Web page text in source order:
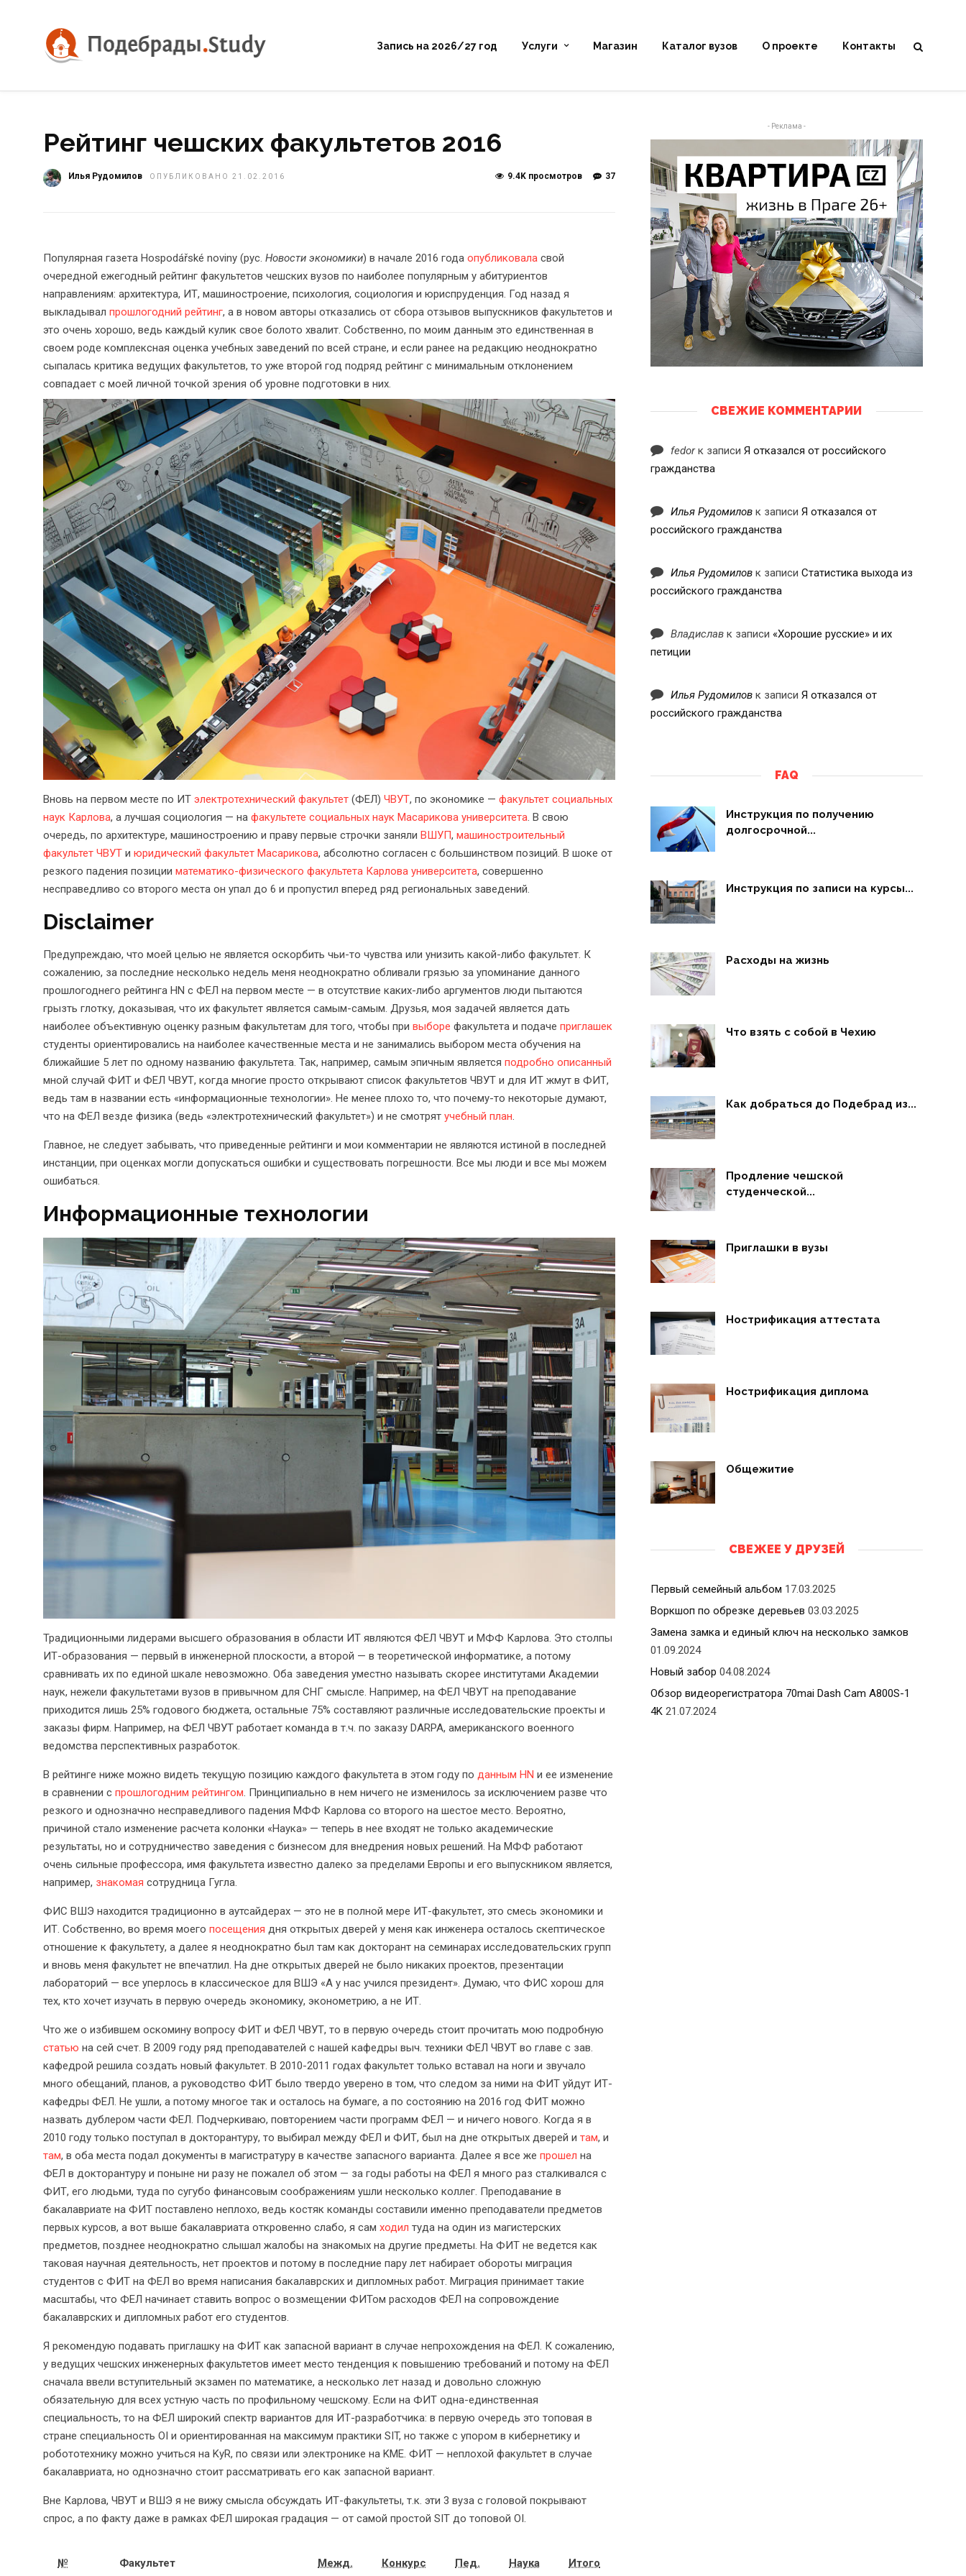
Запись на 2026/27 год Услуги Магазин Каталог вузов О проекте Контакты
Рейтинг чешских факультетов 2016
Илья Рудомилов ОПУБЛИКОВАНО 21.02.2016 37
9.4K просмотров
Популярная газета Hospodářské noviny (рус. Новости экономики) в начале 2016 года опубликовала свой
очередной ежегодный рейтинг факультетов чешских вузов по наиболее популярным у абитуриентов
направлениям: архитектура, ИТ, машиностроение, психология, социология и юриспруденция. Год назад я
выкладывал прошлогодний рейтинг, а в новом авторы отказались от сбора отзывов выпускников факультетов и
это очень хорошо, ведь каждый кулик свое болото хвалит. Собственно, по моим данным это единственная в
своем роде комплексная оценка учебных заведений по всей стране, и если ранее на редакцию неоднократно
сыпалась критика ведущих факультетов, то уже второй год подряд рейтинг с минимальным отклонением
совпадает с моей личной точкой зрения об уровне подготовки в них.
Вновь на первом месте по ИТ электротехнический факультет (ФЕЛ) ЧВУТ, по экономике — факультет социальных
наук Карлова, а лучшая социология — на факультете социальных наук Масарикова университета . В свою
очередь, по архитектуре, машиностроению и праву первые строчки заняли ВШУП, машиностроительный
факультет ЧВУТ и юридический факультет Масарикова, абсолютно согласен с большинством позиций. В шоке от
резкого падения позиции математико-физического факультета Карлова университета, совершенно
несправедливо со второго места он упал до 6 и пропустил вперед ряд региональных заведений.
Disclaimer
Предупреждаю, что моей целью не является оскорбить чьи-то чувства или унизить какой-либо факультет. К
сожалению, за последние несколько недель меня неоднократно обливали грязью за упоминание данного
прошлогоднего рейтинга HN с ФЕЛ на первом месте — в отсутствие каких-либо аргументов люди пытаются
грызть глотку, доказывая, что их факультет является самым-самым. Друзья, моя задачей является дать
наиболее объективную оценку разным факультетам для того, чтобы при выборе факультета и подаче приглашек
студенты ориентировались на наиболее качественные места и не занимались выбором места обучения на
ближайшие 5 лет по одному названию факультета. Так, например, самым эпичным является подробно описанный
мной случай ФИТ и ФЕЛ ЧВУТ, когда многие просто открывают список факультетов ЧВУТ и для ИТ жмут в ФИТ,
ведь там в названии есть «информационные технологии». Не менее плохо то, что почему-то некоторые думают,
что на ФЕЛ везде физика (ведь «электротехнический факультет») и не смотрят учебный план
Главное, не следует забывать, что приведенные рейтинги и мои комментарии не являются истиной в последней
инстанции, при оценках могли допускаться ошибки и существовать погрешности. Все мы люди и все мы можем
ошибаться.
Информационные технологии
Традиционными лидерами высшего образования в области ИТ являются ФЕЛ ЧВУТ и МФФ Карлова. Это столпы
ИТ-образования — первый в инженерной плоскости, а второй — в теоретической информатике, а потому
сравнивать их по единой шкале невозможно. Оба заведения уместно называть скорее институтами Академии
наук, нежели факультетами вузов в привычном для СНГ смысле. Например, на ФЕЛ ЧВУТ на преподавание
приходится лишь 25% годового бюджета, остальные 75% составляют различные исследовательские проекты и
заказы фирм. Например, на ФЕЛ ЧВУТ работает команда в т.ч. по заказу DARPA, американского военного
ведомства перспективных разработок.
В рейтинге ниже можно видеть текущую позицию каждого факультета в этом году по данным HN и ее изменение
в сравнении с прошлогодним рейтингом. Принципиально в нем ничего не изменилось за исключением разве что
резкого и однозначно несправедливого падения МФФ Карлова со второго на шестое место. Вероятно,
причиной стало изменение расчета колонки «Наука» — теперь в нее входят не только академические
результаты, но и сотрудничество заведения с бизнесом для внедрения новых решений. На МФФ работают
очень сильные профессора, имя факультета известно далеко за пределами Европы и его выпускником является,
например, знакомая сотрудница Гугла.
ФИС ВШЭ находится традиционно в аутсайдерах — это не в полной мере ИТ-факультет, это смесь экономики и
ИТ. Собственно, во время моего посещения дня открытых дверей у меня как инженера осталось скептическое
отношение к факультету, а далее я неоднократно был там как докторант на семинарах исследовательских групп
и вновь меня факультет не впечатлил. На дне открытых дверей не было никаких проектов, презентации
лабораторий — все уперлось в классическое для ВШЭ «А у нас учился президент». Думаю, что ФИС хорош для
тех, кто хочет изучать в первую очередь экономику, эконометрию, а не ИТ.
Что же о избившем оскомину вопросу ФИТ и ФЕЛ ЧВУТ, то в первую очередь стоит прочитать мою подробную
статью на сей счет. В 2009 году ряд преподавателей с нашей кафедры выч. техники ФЕЛ ЧВУТ во главе с зав.
кафедрой решила создать новый факультет. В 2010-2011 годах факультет только вставал на ноги и звучало
много обещаний, планов, а руководство ФИТ было твердо уверено в том, что следом за ними на ФИТ уйдут ИТ-
кафедры ФЕЛ. Не ушли, а потому многое так и осталось на бумаге, а по состоянию на 2016 год ФИТ можно
назвать дублером части ФЕЛ. Подчеркиваю, повторением части программ ФЕЛ — и ничего нового. Когда я в
2010 году только поступал в докторантуру, то выбирал между ФЕЛ и ФИТ, был на дне открытых дверей и там, и
там, в оба места подал документы в магистратуру в качестве запасного варианта. Далее я все же прошел на
ФЕЛ в докторантуру и поныне ни разу не пожалел об этом — за годы работы на ФЕЛ я много раз сталкивался с
ФИТ, его людьми, туда по сугубо финансовым соображениям ушли несколько коллег. Преподавание в
бакалавриате на ФИТ поставлено неплохо, ведь костяк команды составили именно преподаватели предметов
первых курсов, а вот выше бакалавриата откровенно слабо, я сам ходил туда на один из магистерских
предметов, позднее неоднократно слышал жалобы на знакомых на другие предметы. На ФИТ не ведется как
таковая научная деятельность, нет проектов и потому в последние пару лет набирает обороты миграция
студентов с ФИТ на ФЕЛ во время написания бакалаврских и дипломных работ. Миграция принимает такие
масштабы, что ФЕЛ начинает ставить вопрос о возмещении ФИТом расходов ФЕЛ на сопровождение
бакалаврских и дипломных работ его студентов.
Я рекомендую подавать приглашку на ФИТ как запасной вариант в случае непрохождения на ФЕЛ. К сожалению,
у ведущих чешских инженерных факультетов имеет место тенденция к повышению требований и потому на ФЕЛ
сначала ввели вступительный экзамен по математике, а несколько лет назад и довольно сложную
обязательную для всех устную часть по профильному чешскому. Если на ФИТ одна-единственная
специальность, то на ФЕЛ широкий спектр вариантов для ИТ-разработчика: в первую очередь это топовая в
стране специальность OI и ориентированная на максимум практики SIT, но также с упором в кибернетику и
робототехнику можно учиться на KyR, по связи или электронике на KME. ФИТ — неплохой факультет в случае
бакалавриата, но однозначно стоит рассматривать его как запасной вариант.
Вне Карлова, ЧВУТ и ВШЭ я не вижу смысла обсуждать ИТ-факультеты, т.к. эти 3 вуза с головой покрывают
спрос, а по факту даже в рамках ФЕЛ широкая градация — от самой простой SIT до топовой OI.
№ Факультет Межд. Конкурс Пед. Наука Итого
- Реклама -
СВЕЖИЕ КОММЕНТАРИИ
fedorк записи Я отказался от российского
гражданства
Илья Рудомиловк записи Я отказался от
российского гражданства
Илья Рудомиловк записи Статистика выхода из
российского гражданства
Владиславк записи «Хорошие русские» и их
петиции
Илья Рудомиловк записи Я отказался от
российского гражданства
FAQ
Инструкция по получению
долгосрочной...
Инструкция по записи на курсы...
Расходы на жизнь
Что взять с собой в Чехию
Как добраться до Подебрад из...
Продление чешской
студенческой...
Приглашки в вузы
Нострификация аттестата
Нострификация диплома
Общежитие
СВЕЖЕЕ У ДРУЗЕЙ
Первый семейный альбом 17.03.2025
Воркшоп по обрезке деревьев 03.03.2025
Замена замка и единый ключ на несколько замков
01.09.2024
Новый забор 04.08.2024
Обзор видеорегистратора 70mai Dash Cam A800S-1
4K 21.07.2024